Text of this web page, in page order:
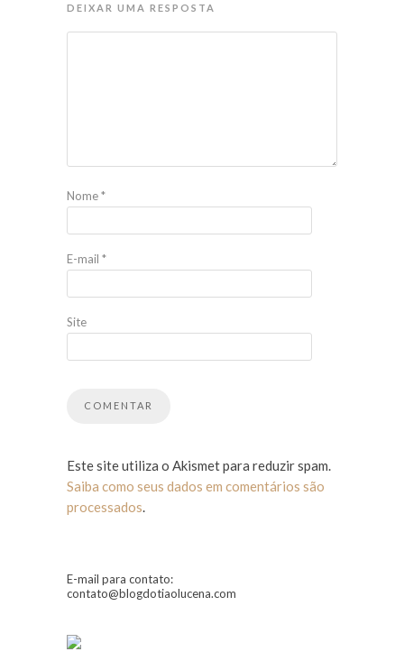
DEIXAR UMA RESPOSTA
Nome*
E-mail *
Site
Este site utiliza o Akismet para reduzir spam.
Saiba como seus dados em comentários são
processados.
E-mail para contato:
contato@blogdotiaolucena.com